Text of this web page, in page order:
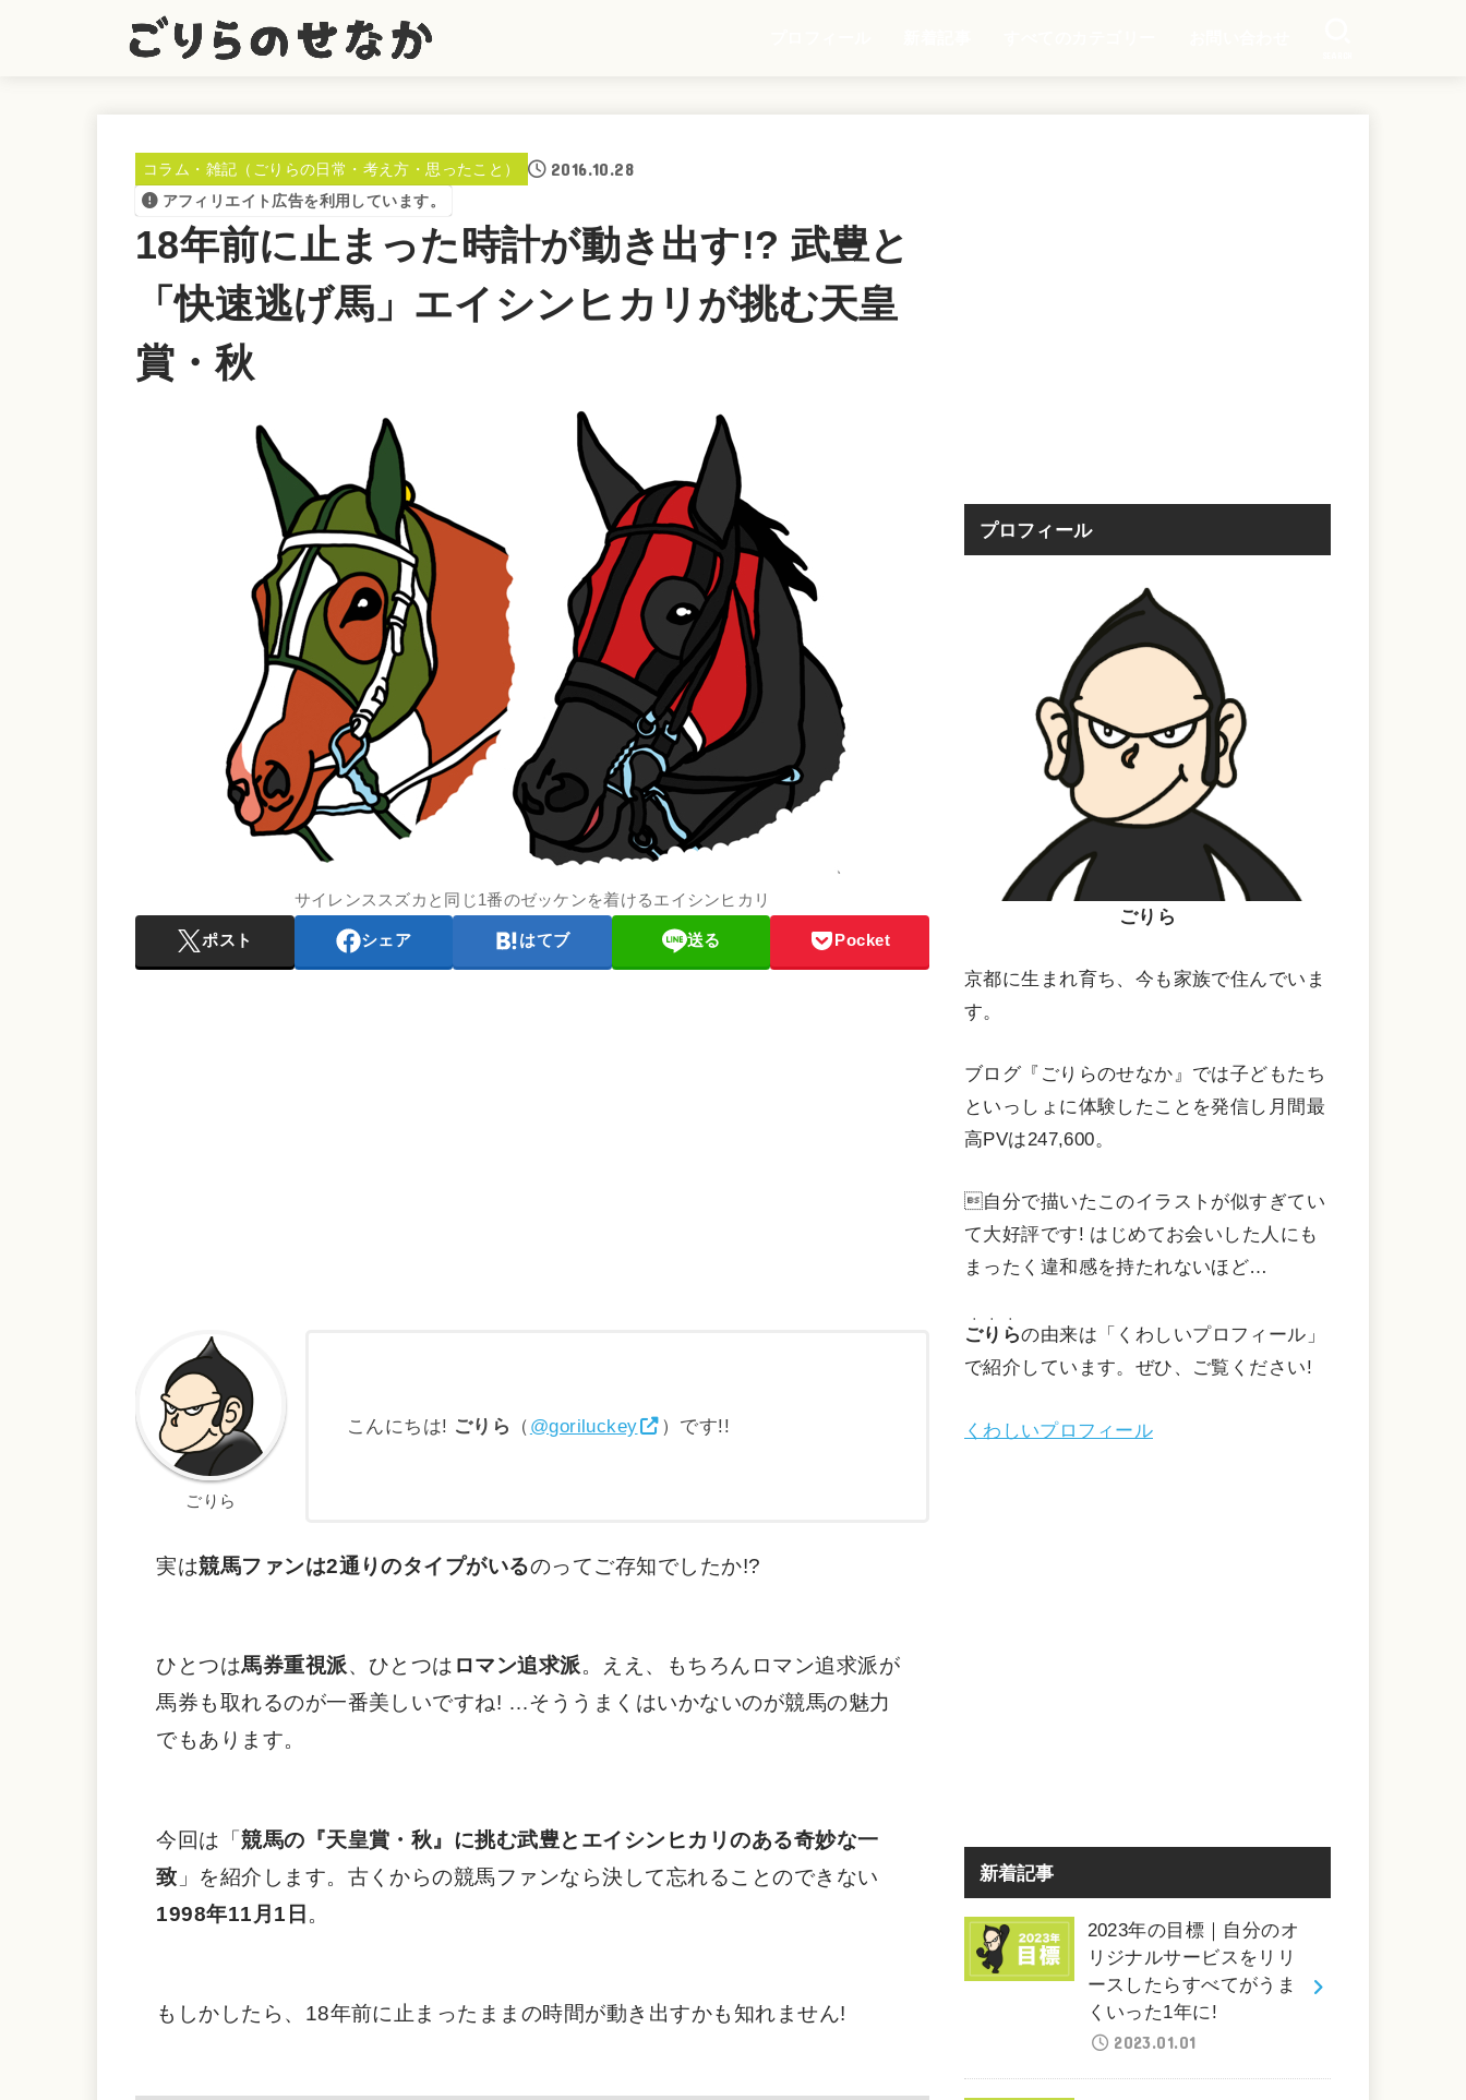
コラム・雑記（ごりらの日常・考え方・思ったこと） 2016.10.28
アフィリエイト広告を利用しています。
18年前に止まった時計が動き出す!? 武豊と
「快速逃げ馬」エイシンヒカリが挑む天皇
賞・秋
サイレンススズカと同じ1番のゼッケンを着けるエイシンヒカリ
ポスト シェア はてブ 送る Pocket
ごりら
こんにちは! ごりら （ @goriluckey ）です!!
実は競馬ファンは2通りのタイプがいるのってご存知でしたか!?
ひとつは馬券重視派、ひとつは ロマン追求派。ええ、もちろんロマン追求派が
馬券も取れるのが一番美しいですね! …そううまくはいかないのが競馬の魅力
でもあります。
今回は「競馬の『天皇賞・秋』に挑む武豊とエイシンヒカリのある奇妙な一
致 」を紹介します。古くからの競馬ファンなら決して忘れることのできない
1998年11月1日 。
もしかしたら、18年前に止まったままの時間が動き出すかも知れません!
プロフィール
ごりら
京都に生まれ育ち、今も家族で住んでいま
す。
ブログ『ごりらのせなか』では子どもたち
といっしょに体験したことを発信し月間最
高PVは247,600。
自分で描いたこのイラストが似すぎてい
て大好評です! はじめてお会いした人にも
まったく違和感を持たれないほど…
ごりら
・・・
の由来は「くわしいプロフィール」
で紹介しています。ぜひ、ご覧ください!
くわしいプロフィール
新着記事
2023年の目標｜自分のオ
リジナルサービスをリリ
ースしたらすべてがうま
くいった1年に!
2023.01.01